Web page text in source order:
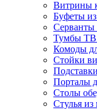
Витрины
Буфеты из
Серванты
Тумбы ТВ
Комоды
Стойки
Порталы
Столы
Стулья из